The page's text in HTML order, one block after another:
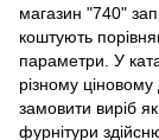
магазин "740"
коштують
параметри. У
різному
замовити виріб
фурнітури